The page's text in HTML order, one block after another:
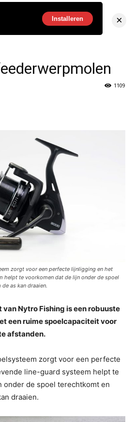
1109
zorgt voor een perfecte lijnligging en het
helpt te voorkomen dat de lijn onder de spoel
as kan draaien.
van Nytro Fishing is een robuuste
een ruime spoelcapaciteit voor
afstanden.
zorgt voor een perfecte
line-guard systeem helpt te
onder de spoel terechtkomt en
draaien.
Installeren ×